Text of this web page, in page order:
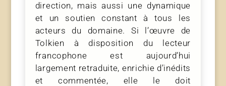
direction, mais aussi une dynamique
et un soutien constant à tous les
acteurs du domaine. Si l’œuvre de
Tolkien à disposition du lecteur
francophone est aujourd’hui
largement retraduite, enrichie d’inédits
et commentée, elle le doit